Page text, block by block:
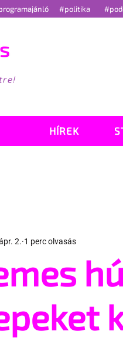
#politika
HÍREK
2. 1 perc olvasás